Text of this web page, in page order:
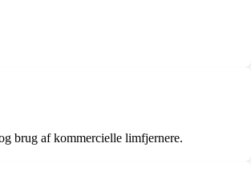
brug af kommercielle limfjernere.